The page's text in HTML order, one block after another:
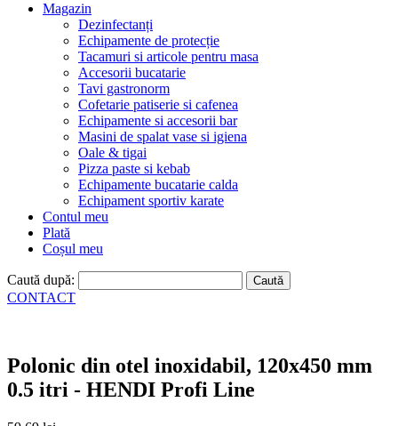
Magazin
Dezinfectanți
Echipamente de protecție
Tacamuri si articole pentru masa
Accesorii bucatarie
Tavi gastronorm
Cofetarie patiserie si cafenea
Echipamente si accesorii bar
Masini de spalat vase si igiena
Oale & tigai
Pizza paste si kebab
Echipamente bucatarie calda
Echipament sportiv karate
Contul meu
Plată
Coșul meu
Caută după:
CONTACT
Polonic din otel inoxidabil, 120x450 mm
0.5 itri - HENDI Profi Line